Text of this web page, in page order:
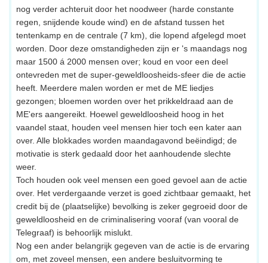
nog verder achteruit door het noodweer (harde constante
regen, snijdende koude wind) en de afstand tussen het
tentenkamp en de centrale (7 km), die lopend afgelegd moet
worden. Door deze omstandigheden zijn er 's maandags nog
maar 1500 á 2000 mensen over; koud en voor een deel
ontevreden met de super-geweldloosheids-sfeer die de actie
heeft. Meerdere malen worden er met de ME liedjes
gezongen; bloemen worden over het prikkeldraad aan de
ME'ers aangereikt. Hoewel geweldloosheid hoog in het
vaandel staat, houden veel mensen hier toch een kater aan
over. Alle blokkades worden maandagavond beëindigd; de
motivatie is sterk gedaald door het aanhoudende slechte
weer.
Toch houden ook veel mensen een goed gevoel aan de actie
over. Het verdergaande verzet is goed zichtbaar gemaakt, het
credit bij de (plaatselijke) bevolking is zeker gegroeid door de
geweldloosheid en de criminalisering vooraf (van vooral de
Telegraaf) is behoorlijk mislukt.
Nog een ander belangrijk gegeven van de actie is de ervaring
om, met zoveel mensen, een andere besluitvorming te